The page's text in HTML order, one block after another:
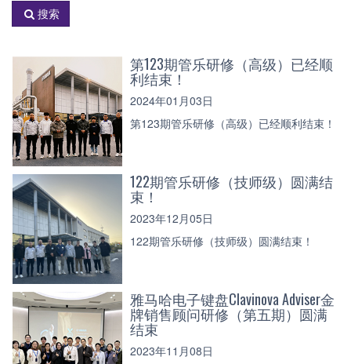
搜索
第123期管乐研修（高级）已经顺
利结束！
2024年01月03日
第123期管乐研修（高级）已经顺利结束！
122期管乐研修（技师级）圆满结
束！
2023年12月05日
122期管乐研修（技师级）圆满结束！
雅马哈电子键盘Clavinova Adviser金
牌销售顾问研修（第五期）圆满
结束
2023年11月08日